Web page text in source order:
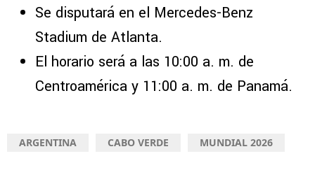
Se disputará en el Mercedes-Benz
Stadium de Atlanta.
El horario será a las 10:00 a. m. de
Centroamérica y 11:00 a. m. de Panamá.
ARGENTINA CABO VERDE MUNDIAL 2026